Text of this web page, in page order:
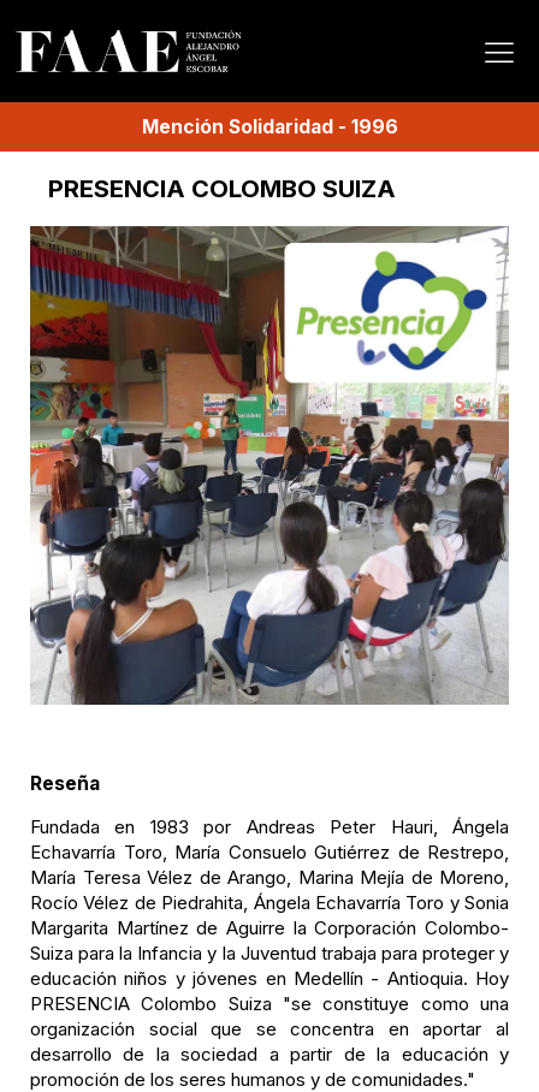
Mención Solidaridad- 1996
PRESENCIA COLOMBO SUIZA
Reseña
Fundada en 1983 por Andreas Peter Hauri, Ángela
Echavarría Toro, María Consuelo Gutiérrez de Restrepo,
María Teresa Vélez de Arango, Marina Mejía de Moreno,
Rocío Vélez de Piedrahita, Ángela Echavarría Toro y Sonia
Margarita Martínez de Aguirre la Corporación Colombo-
Suiza para la Infancia y la Juventud trabaja para proteger y
educación niños y jóvenes en Medellín - Antioquia. Hoy
PRESENCIA Colombo Suiza "se constituye como una
organización social que se concentra en aportar al
desarrollo de la sociedad a partir de la educación y
promoción de los seres humanos y de comunidades."